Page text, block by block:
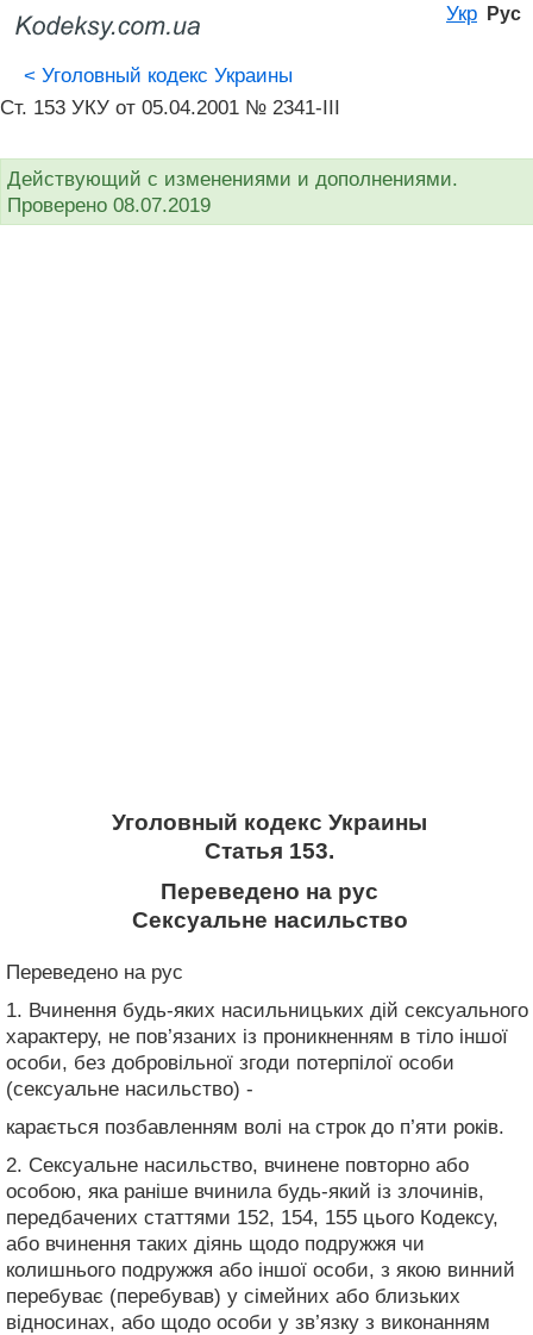
Укр Рус
< Уголовный кодекс Украины
Ст. 153 УКУ от 05.04.2001 № 2341-III
Действующий с изменениями и дополнениями.
Проверено 08.07.2019
Уголовный кодекс Украины
Статья 153.
Переведено на рус
Сексуальне насильство
Переведено на рус
1. Вчинення будь-яких насильницьких дій сексуального
характеру, не пов’язаних із проникненням в тіло іншої
особи, без добровільної згоди потерпілої особи
(сексуальне насильство) -
карається позбавленням волі на строк до п’яти років.
2. Сексуальне насильство, вчинене повторно або
особою, яка раніше вчинила будь-який із злочинів,
передбачених статтями 152, 154, 155 цього Кодексу,
або вчинення таких діянь щодо подружжя чи
колишнього подружжя або іншої особи, з якою винний
перебуває (перебував) у сімейних або близьких
відносинах, або щодо особи у зв’язку з виконанням